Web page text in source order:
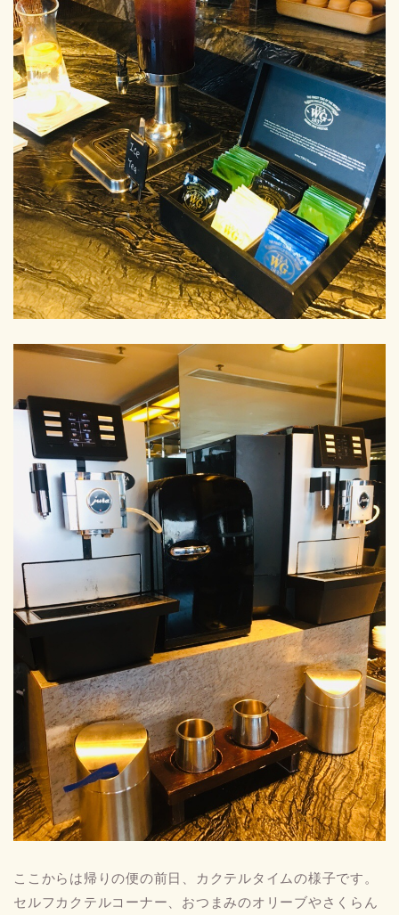
ここからは帰りの便の前日、カクテルタイムの様子です。
セルフカクテルコーナー、おつまみのオリーブやさくらん